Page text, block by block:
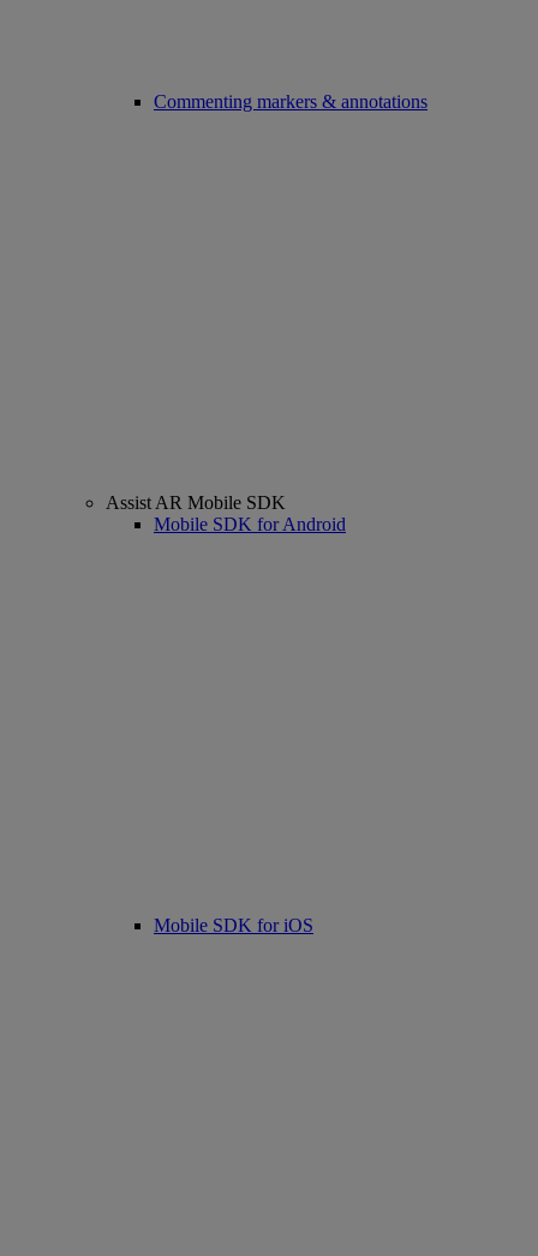
Commenting markers & annotations
Assist AR Mobile SDK
Mobile SDK for Android
Mobile SDK for iOS